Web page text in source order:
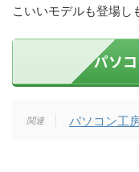
こいいモデルも登場し
パソ
パソコン工